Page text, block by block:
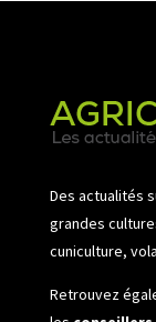
Des actualités
grandes
cuniculture,
Retrouvez